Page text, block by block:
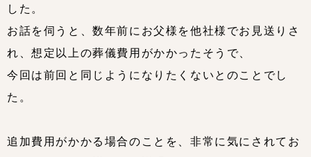
した。
お話を伺うと、数年前にお父様を他社様でお見送りさ
れ、想定以上の葬儀費用がかかったそうで、
今回は前回と同じようになりたくないとのことでし
た。
追加費用がかかる場合のことを、非常に気にされてお